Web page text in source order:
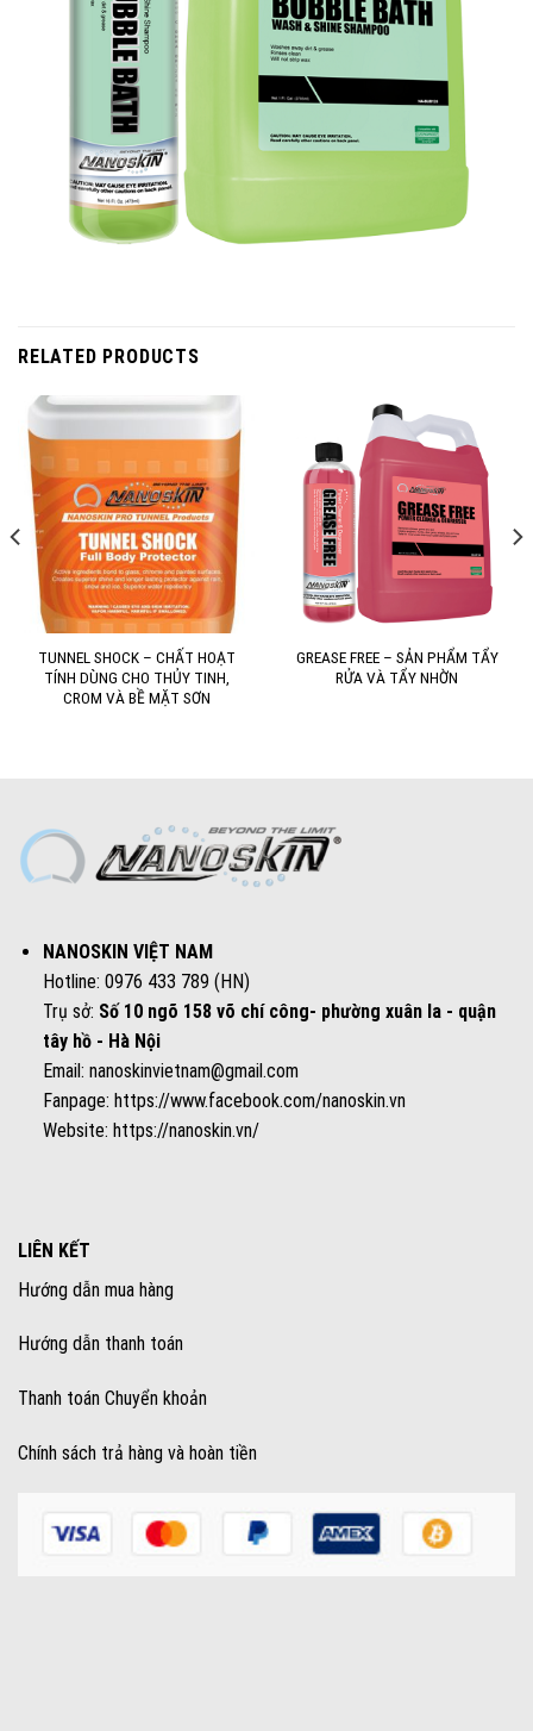
RELATED PRODUCTS
TUNNEL SHOCK – CHẤT HOẠT
TÍNH DÙNG CHO THỦY TINH,
CROM VÀ BỀ MẶT SƠN
GREASE FREE – SẢN PHẨM TẨY
RỬA VÀ TẨY NHỜN
NANOSKIN VIỆT NAM
Hotline: 0976 433 789 (HN)
Trụ sở: Số 10 ngõ 158 võ chí công- phường xuân la - quận
tây hồ - Hà Nội
Email: nanoskinvietnam@gmail.com
Fanpage: https://www.facebook.com/nanoskin.vn
Website: https://nanoskin.vn/
LIÊN KẾT
Hướng dẫn mua hàng
Hướng dẫn thanh toán
Thanh toán Chuyển khoản
Chính sách trả hàng và hoàn tiền